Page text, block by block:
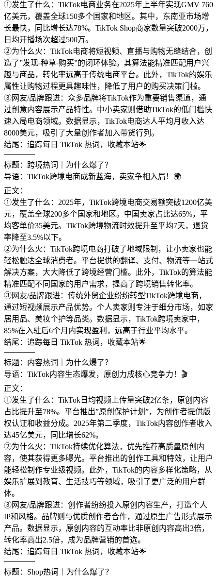
①发生了什么：TikTok电商业务在2025年上半年实现GMV 760
亿美元，覆盖全球150多个国家和地区。其中，东南亚市场增
长最快，同比增长达78%。TikTok Shop商家数量突破2000万，
日均开播场次超过500万。
②为什么火：TikTok电商将短视频、直播与购物无缝结合，创
造了”发现-种草-购买”的闭环体验。其算法能精准匹配用户兴
趣与商品，转化率远高于传统电商平台。此外，TikTok的娱乐
属性让购物过程更具趣味性，降低了用户的购买决策门槛。
③网友/品牌跟进：众多品牌将TikTok作为重要销售渠道，通
过创意内容展示产品特性。中小卖家则借助TikTok的低门槛快
速入局电商领域。数据显示，TikTok电商达人平均月收入达
8000美元，吸引了大量创作者加入带货行列。
结尾：追踪每日 TikTok 热词，收藏本站🌟
————
标题：跨境热词｜为什么爆了？
导语：TikTok跨境电商成新蓝海，卖家争相入局！🌍
正文：
①发生了什么：2025年，TikTok跨境电商交易额突破1200亿美
元，覆盖全球200多个国家和地区。中国卖家占比达65%，平
均客单价35美元。TikTok跨境物流时效提升至平均7天，退货
率降至3.5%以下。
②为什么火：TikTok跨境电商打破了地域限制，让小卖家也能
轻松触达全球消费者。平台提供的翻译、支付、物流等一站式
解决方案，大大降低了跨境经营门槛。此外，TikTok的算法能
精准匹配不同国家的用户需求，提高了跨境销售转化率。
③网友/品牌跟进：传统外贸企业纷纷转型TikTok跨境电商，
通过短视频展示产品优势。个人卖家则专注于细分市场，如家
居用品、美妆个护等品类。数据显示，TikTok跨境卖家中，
85%在入驻后6个月内实现盈利，远高于行业平均水平。
结尾：追踪每日 TikTok 热词，收藏本站🌟
————
标题：内容热词｜为什么爆了？
导语：TikTok内容生态爆发，原创力成核心竞争力！🎬
正文：
①发生了什么：TikTok日均视频上传量突破2亿条，原创内容
占比提升至78%。平台推出”原创保护计划”，为创作者提供版
权认证和收益分成。2025年第二季度，TikTok内容创作者收入
达45亿美元，同比增长62%。
②为什么火：TikTok持续优化算法，优先推荐高质量原创内
容，使其获得更多曝光。平台推出的创作工具和特效，让用户
能轻松制作专业级视频。此外，TikTok的内容多样化策略，从
娱乐扩展到教育、生活技巧等领域，吸引了更广泛的用户群
体。
③网友/品牌跟进：创作者纷纷投入原创内容生产，打造个人
IP和风格。品牌则与优质创作者合作，通过原生广告形式展示
产品。数据显示，原创内容的互动率比非原创内容高出3倍，
转化率高出2.5倍，成为品牌营销的首选。
结尾：追踪每日 TikTok 热词，收藏本站🌟
————
标题：Shop热词｜为什么爆了？